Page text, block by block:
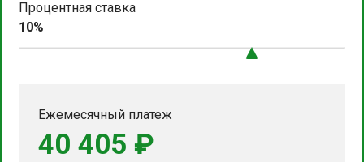
Процентная ставка
10%
Ежемесячный платеж
40 405 ₽